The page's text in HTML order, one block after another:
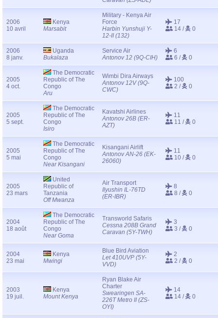
2006
10 avril
Kenya
Marsabit
Military - Kenya Air
Force
Harbin Yunshuji Y-
12-II (132)
17
14 /
0
2006
8 janv.
Uganda
Bukalaza
Service Air
Antonov 12 (9Q-CIH)
6
6 /
0
2005
4 oct.
The Democratic
Republic of The
Congo
Aru
Wimbi Dira Airways
Antonov 12V (9Q-
CWC)
100
2 /
0
2005
5 sept.
The Democratic
Republic of The
Congo
Isiro
Kavatshi Airlines
Antonov 26B (ER-
AZT)
11
11 /
0
2005
5 mai
The Democratic
Republic of The
Congo
Near Kisangani
Kisangani Airlift
Antonov AN-26 (EK-
26060)
11
10 /
0
2005
23 mars
United
Republic of
Tanzania
Off Mwanza
Air Transport
Ilyushin IL-76TD
(ER-IBR)
8
8 /
0
2004
18 août
The Democratic
Republic of The
Congo
Near Goma
Transworld Safaris
Cessna 208B Grand
Caravan (5Y-TWH)
3
3 /
0
2004
23 mai
Kenya
Mwingi
Blue Bird Aviation
Let 410UVP (5Y-
VVD)
2
2 /
0
2003
19 juil.
Kenya
Mount Kenya
Ryan Blake Air
Charter
Swearingen SA-
226T Metro II (ZS-
OYI)
14
14 /
0